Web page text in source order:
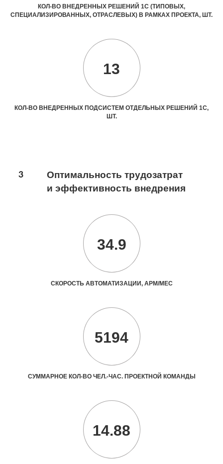
КОЛ-ВО ВНЕДРЕННЫХ РЕШЕНИЙ 1С (ТИПОВЫХ,
СПЕЦИАЛИЗИРОВАННЫХ, ОТРАСЛЕВЫХ) В РАМКАХ ПРОЕКТА, ШТ.
13
КОЛ-ВО ВНЕДРЕННЫХ ПОДСИСТЕМ ОТДЕЛЬНЫХ РЕШЕНИЙ 1С,
ШТ.
3
Оптимальность трудозатрат
и эффективность внедрения
34.9
СКОРОСТЬ АВТОМАТИЗАЦИИ, АРМ/МЕС
5194
СУММАРНОЕ КОЛ-ВО ЧЕЛ.-ЧАС. ПРОЕКТНОЙ КОМАНДЫ
14.88